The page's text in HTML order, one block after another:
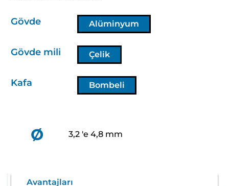
Gövde Alüminyum
Gövde mili Çelik
Kafa Bombeli
Ø 3,2 'e 4,8 mm
Avantajları